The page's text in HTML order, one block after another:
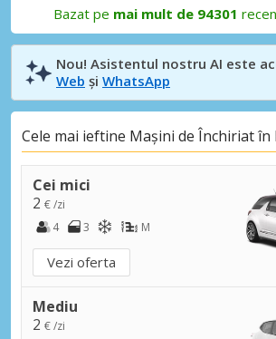
Bazat pe mai mult de 94301
Nou! Asistentul nostru AI este
Web și WhatsApp
Cele mai ieftine Mașini de Închiriat în
Cei mici
2 € /zi
4
3 M
Vezi oferta
Mediu
2 € /zi